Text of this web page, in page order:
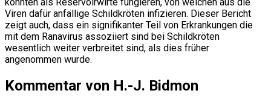
Viren dafür anfällige Schildkröten infizieren. Dieser Bericht
zeigt auch, dass ein signifikanter Teil von Erkrankungen die
mit dem Ranavirus assoziiert sind bei Schildkröten
wesentlich weiter verbreitet sind, als dies früher
angenommen wurde.
Kommentar von H.-J. Bidmon